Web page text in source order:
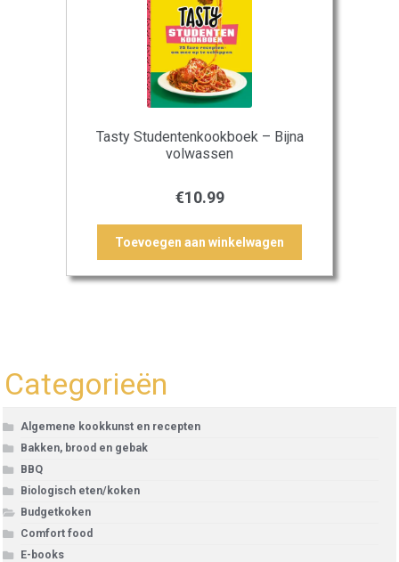
Tasty Studentenkookboek – Bijna
volwassen
€10.99
Toevoegen aan winkelwagen
Categorieën
Algemene kookkunst en recepten
Bakken, brood en gebak
BBQ
Biologisch eten/koken
Budgetkoken
Comfort food
E-books